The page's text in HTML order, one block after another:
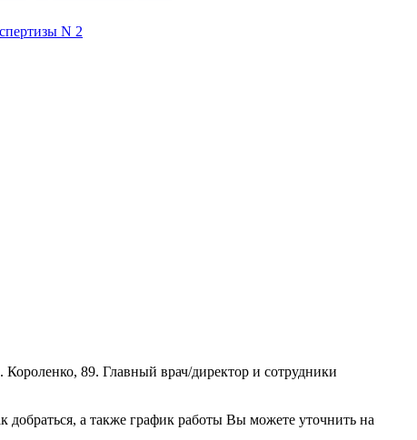
N 2
89. Главный врач/директор и сотрудники
а также график работы Вы можете уточнить на